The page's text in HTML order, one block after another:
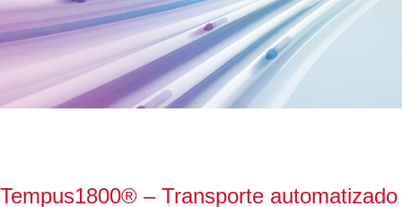
Tempus1800® – Transporte automatizado